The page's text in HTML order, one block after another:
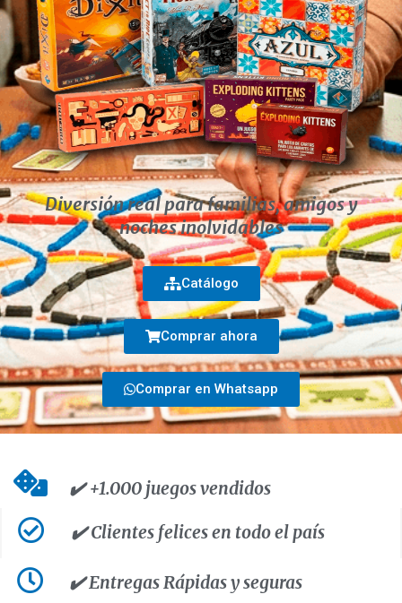
Diversión real para familias, amigos y
noches inolvidables
Catálogo
Comprar ahora
Comprar en Whatsapp
✔️ +1.000 juegos vendidos
✔️ Clientes felices en todo el país
✔️ Entregas Rápidas y seguras